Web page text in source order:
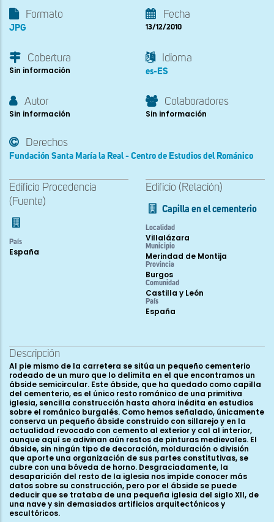
Formato
JPG
Fecha
13/12/2010
Cobertura
Sin información
Idioma
es-ES
Autor
Sin información
Colaboradores
Sin información
Derechos
Fundación Santa María la Real - Centro de Estudios del Románico
Edificio Procedencia
(Fuente)
País
España
Edificio (Relación)
Capilla en el cementerio
Localidad
Villalázara
Municipio
Merindad de Montija
Provincia
Burgos
Comunidad
Castilla y León
País
España
Descripción
Al pie mismo de la carretera se sitúa un pequeño cementerio
rodeado de un muro que lo delimita en el que encontramos un
ábside semicircular. Este ábside, que ha quedado como capilla
del cementerio, es el único resto románico de una primitiva
iglesia, sencilla construcción hasta ahora inédita en estudios
sobre el románico burgalés. Como hemos señalado, únicamente
conserva un pequeño ábside construido con sillarejo y en la
actualidad revocado con cemento al exterior y cal al interior,
aunque aquí se adivinan aún restos de pinturas medievales. El
ábside, sin ningún tipo de decoración, molduración o división
que aporte una organización de sus partes constitutivas, se
cubre con una bóveda de horno. Desgraciadamente, la
desaparición del resto de la iglesia nos impide conocer más
datos sobre su construcción, pero por el ábside se puede
deducir que se trataba de una pequeña iglesia del siglo XII, de
una nave y sin demasiados artificios arquitectónicos y
escultóricos.